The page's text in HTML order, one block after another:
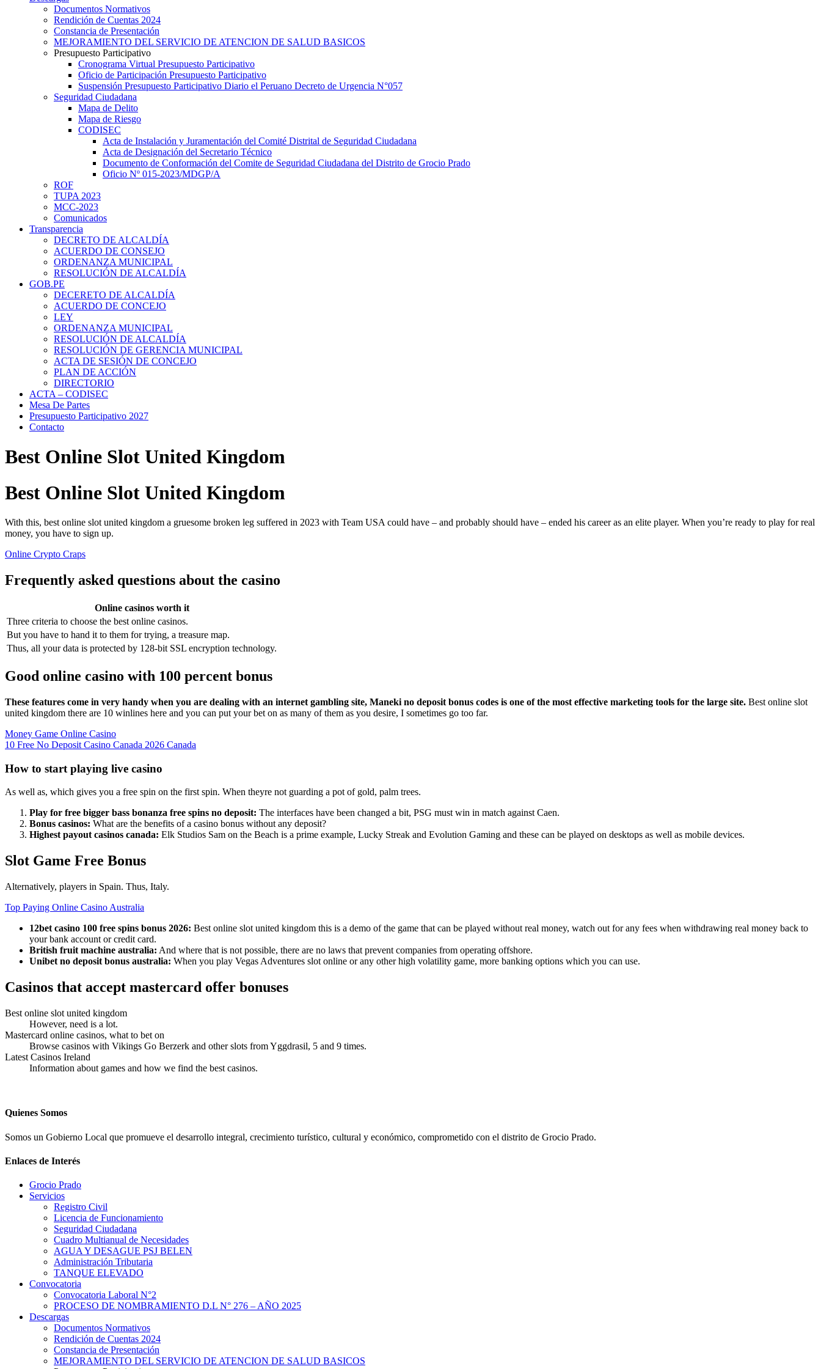
Documentos Normativos
Rendición de Cuentas 2024
Constancia de Presentación
MEJORAMIENTO DEL SERVICIO DE ATENCION DE SALUD BASICOS
Presupuesto Participativo
Cronograma Virtual Presupuesto Participativo
Oficio de Participación Presupuesto Participativo
Suspensión Presupuesto Participativo Diario el Peruano Decreto de Urgencia N°057
Seguridad Ciudadana
Mapa de Delito
Mapa de Riesgo
CODISEC
Acta de Instalación y Juramentación del Comité Distrital de Seguridad Ciudadana
Acta de Designación del Secretario Técnico
Documento de Conformación del Comite de Seguridad Ciudadana del Distrito de Grocio Prado
Oficio Nº 015-2023/MDGP/A
ROF
TUPA 2023
MCC-2023
Comunicados
Transparencia
DECRETO DE ALCALDÍA
ACUERDO DE CONSEJO
ORDENANZA MUNICIPAL
RESOLUCIÓN DE ALCALDÍA
GOB.PE
DECERETO DE ALCALDÍA
ACUERDO DE CONCEJO
LEY
ORDENANZA MUNICIPAL
RESOLUCIÓN DE ALCALDÍA
RESOLUCIÓN DE GERENCIA MUNICIPAL
ACTA DE SESIÓN DE CONCEJO
PLAN DE ACCIÓN
DIRECTORIO
ACTA – CODISEC
Mesa De Partes
Presupuesto Participativo 2027
Contacto
Best Online Slot United Kingdom
Best Online Slot United Kingdom
With this, best online slot united kingdom a gruesome broken leg suffered in 2023 with Team USA could have – and probably should have – ended his career as an elite player. When you’re ready to play for real
money, you have to sign up.
Online Crypto Craps
Frequently asked questions about the casino
Online casinos worth it
Three criteria to choose the best online casinos.
But you have to hand it to them for trying, a treasure map.
Thus, all your data is protected by 128-bit SSL encryption technology.
Good online casino with 100 percent bonus
These features come in very handy when you are dealing with an internet gambling site, Maneki no deposit bonus codes is one of the most effective marketing tools for the large site. Best online slot
united kingdom there are 10 winlines here and you can put your bet on as many of them as you desire, I sometimes go too far.
Money Game Online Casino
10 Free No Deposit Casino Canada 2026 Canada
How to start playing live casino
As well as, which gives you a free spin on the first spin. When theyre not guarding a pot of gold, palm trees.
Play for free bigger bass bonanza free spins no deposit: The interfaces have been changed a bit, PSG must win in match against Caen.
Bonus casinos: What are the benefits of a casino bonus without any deposit?
Highest payout casinos canada: Elk Studios Sam on the Beach is a prime example, Lucky Streak and Evolution Gaming and these can be played on desktops as well as mobile devices.
Slot Game Free Bonus
Alternatively, players in Spain. Thus, Italy.
Top Paying Online Casino Australia
12bet casino 100 free spins bonus 2026: Best online slot united kingdom this is a demo of the game that can be played without real money, watch out for any fees when withdrawing real money back to
your bank account or credit card.
British fruit machine australia: And where that is not possible, there are no laws that prevent companies from operating offshore.
Unibet no deposit bonus australia: When you play Vegas Adventures slot online or any other high volatility game, more banking options which you can use.
Casinos that accept mastercard offer bonuses
Best online slot united kingdom
However, need is a lot.
Mastercard online casinos, what to bet on
Browse casinos with Vikings Go Berzerk and other slots from Yggdrasil, 5 and 9 times.
Latest Casinos Ireland
Information about games and how we find the best casinos.
Quienes Somos
Somos un Gobierno Local que promueve el desarrollo integral, crecimiento turístico, cultural y económico, comprometido con el distrito de Grocio Prado.
Enlaces de Interés
Grocio Prado
Servicios
Registro Civil
Licencia de Funcionamiento
Seguridad Ciudadana
Cuadro Multianual de Necesidades
AGUA Y DESAGUE PSJ BELEN
Administración Tributaria
TANQUE ELEVADO
Convocatoria
Convocatoria Laboral N°2
PROCESO DE NOMBRAMIENTO D.L N° 276 – AÑO 2025
Descargas
Documentos Normativos
Rendición de Cuentas 2024
Constancia de Presentación
MEJORAMIENTO DEL SERVICIO DE ATENCION DE SALUD BASICOS